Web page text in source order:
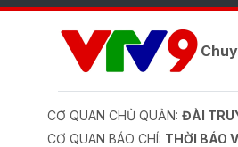
CƠ QUAN CHỦ QUẢN: ĐÀI
CƠ QUAN BÁO CHÍ: THỜI BÁO